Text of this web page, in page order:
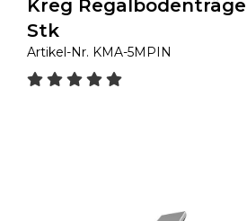
Kreg
Stk
Artikel-Nr. KMA-5MPIN